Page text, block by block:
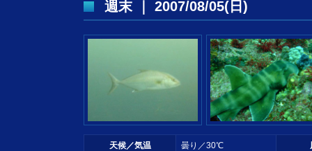
週末 ｜ 2007/08/05(日)
天候／気温 曇り／30℃